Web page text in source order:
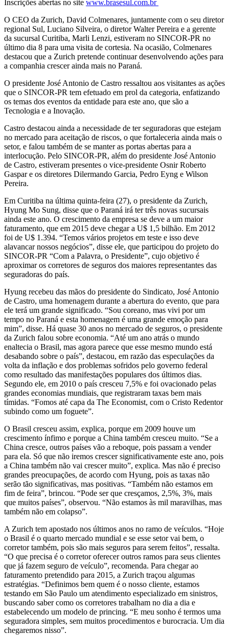
Inscrições abertas no site www.brasesul.com.br
O CEO da Zurich, David Colmenares, juntamente com o seu diretor
regional Sul, Luciano Silveira, o diretor Walter Pereira e a gerente
da sucursal Curitiba, Marli Lenzi, estiveram no SINCOR-PR no
último dia 8 para uma visita de cortesia. Na ocasião, Colmenares
destacou que a Zurich pretende continuar desenvolvendo ações para
a companhia crescer ainda mais no Paraná.
O presidente José Antonio de Castro ressaltou aos visitantes as ações
que o SINCOR-PR tem efetuado em prol da categoria, enfatizando
os temas dos eventos da entidade para este ano, que são a
Tecnologia e a Inovação.
Castro destacou ainda a necessidade de ter seguradoras que estejam
no mercado para aceitação de riscos, o que fortaleceria ainda mais o
setor, e falou também de se manter as portas abertas para a
interlocução. Pelo SINCOR-PR, além do presidente José Antonio
de Castro, estiveram presentes o vice-presidente Osnir Roberto
Gaspar e os diretores Dilermando Garcia, Pedro Eyng e Wilson
Pereira.
Em Curitiba na última quinta-feira (27), o presidente da Zurich,
Hyung Mo Sung, disse que o Paraná irá ter três novas sucursais
ainda este ano. O crescimento da empresa se deve a um maior
faturamento, que em 2015 deve chegar a U$ 1,5 bilhão. Em 2012
foi de U$ 1.394. “Temos vários projetos em teste e isso deve
alavancar nossos negócios”, disse ele, que participou do projeto do
SINCOR-PR “Com a Palavra, o Presidente”, cujo objetivo é
aproximar os corretores de seguros dos maiores representantes das
seguradoras do país.
Hyung recebeu das mãos do presidente do Sindicato, José Antonio
de Castro, uma homenagem durante a abertura do evento, que para
ele terá um grande significado. “Sou coreano, mas vivi por um
tempo no Paraná e esta homenagem é uma grande emoção para
mim”, disse. Há quase 30 anos no mercado de seguros, o presidente
da Zurich falou sobre economia. “Até um ano atrás o mundo
enaltecia o Brasil, mas agora parece que esse mesmo mundo está
desabando sobre o país”, destacou, em razão das especulações da
volta da inflação e dos problemas sofridos pelo governo federal
como resultado das manifestações populares dos últimos dias.
Segundo ele, em 2010 o país cresceu 7,5% e foi ovacionado pelas
grandes economias mundiais, que registraram taxas bem mais
tímidas. “Fomos até capa da The Economist, com o Cristo Redentor
subindo como um foguete”.
O Brasil cresceu assim, explica, porque em 2009 houve um
crescimento ínfimo e porque a China também cresceu muito. “Se a
China cresce, outros países vão a reboque, pois passam a vender
para ela. Só que não iremos crescer significativamente este ano, pois
a China também não vai crescer muito”, explica. Mas não é preciso
grandes preocupações, de acordo com Hyung, pois as taxas não
serão tão significativas, mas positivas. “Também não estamos em
fim de feira”, brincou. “Pode ser que cresçamos, 2,5%, 3%, mais
que muitos países”, observou. “Não estamos às mil maravilhas, mas
também não em colapso”.
A Zurich tem apostado nos últimos anos no ramo de veículos. “Hoje
o Brasil é o quarto mercado mundial e se esse setor vai bem, o
corretor também, pois são mais seguros para serem feitos”, ressalta.
“O que precisa é o corretor oferecer outros ramos para seus clientes
que já fazem seguro de veículo”, recomenda. Para chegar ao
faturamento pretendido para 2015, a Zurich traçou algumas
estratégias. “Definimos bem quem é o nosso cliente, estamos
testando em São Paulo um atendimento especializado em sinistros,
buscando saber como os corretores trabalham no dia a dia e
estabelecendo um modelo de princing. “E meu sonho é termos uma
seguradora simples, sem muitos procedimentos e burocracia. Um dia
chegaremos nisso”.